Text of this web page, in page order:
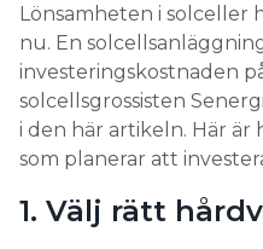
Lönsamheten i solceller
nu. En
investeringskostnaden
solcellsgrossisten
i den här artikeln. Här är
som planerar att
1. Välj rätt